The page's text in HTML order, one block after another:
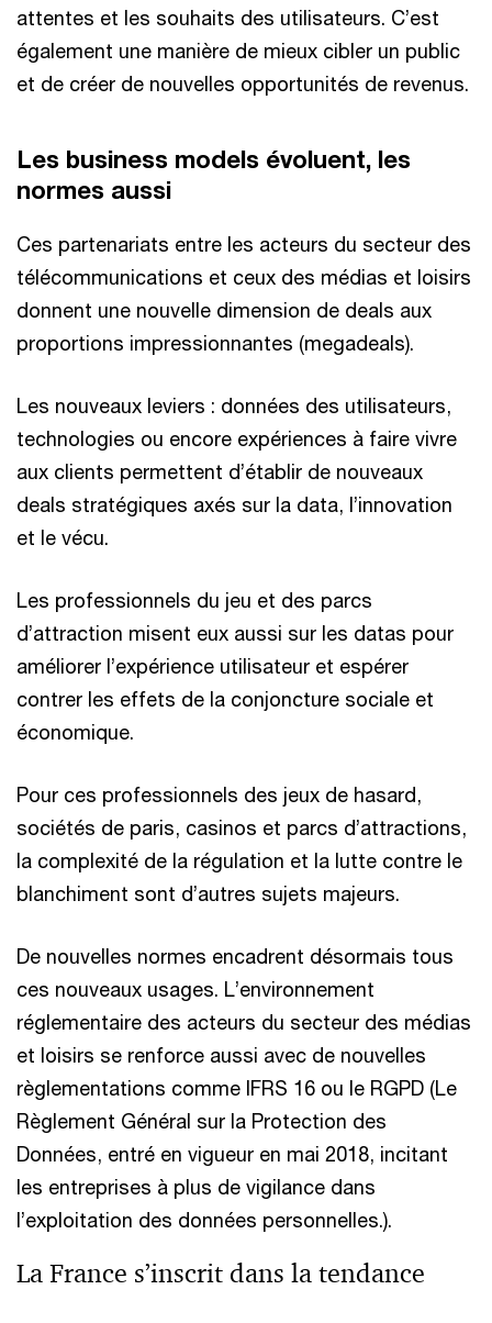
attentes et les souhaits des utilisateurs. C’est
également une manière de mieux cibler un public
et de créer de nouvelles opportunités de revenus.
Les business models évoluent, les
normes aussi
Ces partenariats entre les acteurs du secteur des
télécommunications et ceux des médias et loisirs
donnent une nouvelle dimension de deals aux
proportions impressionnantes (megadeals).
Les nouveaux leviers : données des utilisateurs,
technologies ou encore expériences à faire vivre
aux clients permettent d’établir de nouveaux
deals stratégiques axés sur la data, l’innovation
et le vécu.
Les professionnels du jeu et des parcs
d’attraction misent eux aussi sur les datas pour
améliorer l’expérience utilisateur et espérer
contrer les effets de la conjoncture sociale et
économique.
Pour ces professionnels des jeux de hasard,
sociétés de paris, casinos et parcs d’attractions,
la complexité de la régulation et la lutte contre le
blanchiment sont d’autres sujets majeurs.
De nouvelles normes encadrent désormais tous
ces nouveaux usages. L’environnement
réglementaire des acteurs du secteur des médias
et loisirs se renforce aussi avec de nouvelles
règlementations comme IFRS 16 ou le RGPD (Le
Règlement Général sur la Protection des
Données, entré en vigueur en mai 2018, incitant
les entreprises à plus de vigilance dans
l’exploitation des données personnelles.).
La France s’inscrit dans la tendance